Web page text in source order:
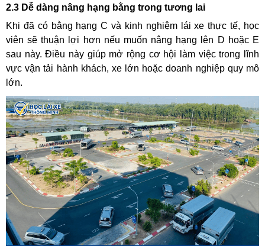
2.3 Dễ dàng nâng hạng bằng trong tương lai
Khi đã có bằng hạng C và kinh nghiệm lái xe thực tế, học
viên sẽ thuận lợi hơn nếu muốn nâng hạng lên D hoặc E
sau này. Điều này giúp mở rộng cơ hội làm việc trong lĩnh
vực vận tải hành khách, xe lớn hoặc doanh nghiệp quy mô
lớn.